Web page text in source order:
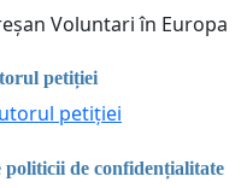
Voluntari în Europa
petiției
petiției
de confidențialitate